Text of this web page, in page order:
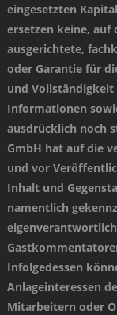
eingesetzten
ersetzen keine, auf
ausgerichtete,
oder Garantie für
und Vollständigkeit
Informationen
ausdrücklich noch
GmbH hat auf die
und vor
Inhalt und
namentlich
Infolgedessen
Anlageinteressen
Mitarbeitern oder